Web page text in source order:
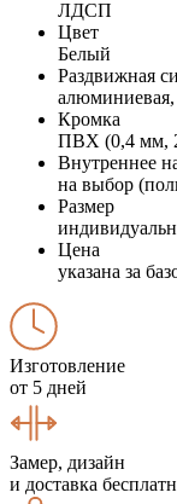
ЛДСП
Цвет
Белый
Раздвижная
Кромка
ПВХ (0,4 мм,
Внутреннее
на выбор
Размер
Цена
указана за
Изготовление
от 5 дней
Замер, дизайн
и доставка